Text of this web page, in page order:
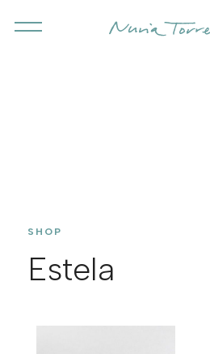
SHOP
Estela